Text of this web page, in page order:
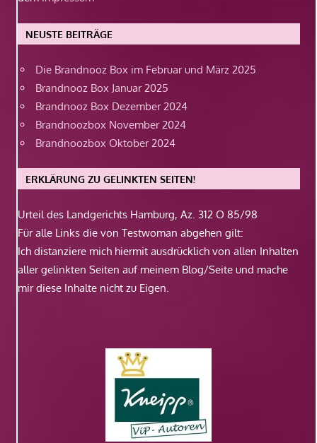
NEUSTE BEITRÄGE
Die Brandnooz Box im Februar und März 2025
Brandnooz Box Januar 2025
Brandnooz Box Dezember 2024
Brandnoozbox November 2024
Brandnoozbox Oktober 2024
ERKLÄRUNG ZU GELINKTEN SEITEN!
Urteil des Landgerichts Hamburg, Az. 312 O 85/98
Für alle Links die von Testwoman abgehen gilt:
Ich distanziere mich hiermit ausdrücklich von allen Inhalten
aller gelinkten Seiten auf meinem Blog/Seite und mache
mir diese Inhalte nicht zu Eigen.